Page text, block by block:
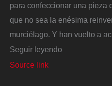
para confeccionar una pieza
que no sea la enésima
murciélago. Y han vuelto a
Seguir leyendo
Source link